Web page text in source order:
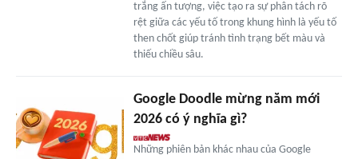
trắng ấn tượng, việc tạo ra sự phân tách rõ
rệt giữa các yếu tố trong khung hình là yếu tố
then chốt giúp tránh tình trạng bết màu và
thiếu chiều sâu.
Google Doodle mừng năm mới
2026 có ý nghĩa gì?
Những phiên bản khác nhau của Google